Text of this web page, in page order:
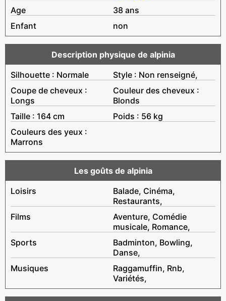
Age
38 ans
Enfant
non
Description physique de alpinia
Silhouette : Normale
Style : Non renseigné,
Coupe de cheveux :
Longs
Couleur des cheveux :
Blonds
Taille : 164 cm
Poids : 56 kg
Couleurs des yeux :
Marrons
Les goûts de alpinia
Loisirs
Balade, Cinéma,
Restaurants,
Films
Aventure, Comédie
musicale, Romance,
Sports
Badminton, Bowling,
Danse,
Musiques
Raggamuffin, Rnb,
Variétés,